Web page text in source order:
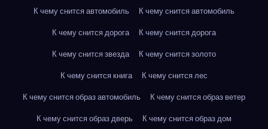
К чему снится автомобиль
К чему снится автомобиль
К чему снится дорога
К чему снится дорога
К чему снится звезда
К чему снится золото
К чему снится книга
К чему снится лес
К чему снится образ автомобиль
К чему снится образ ветер
К чему снится образ дверь
К чему снится образ дом